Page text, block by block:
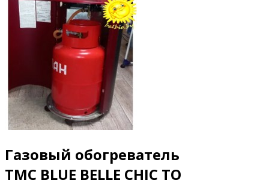
Газовый обогреватель
ТМС BLUE BELLE CHIC TO